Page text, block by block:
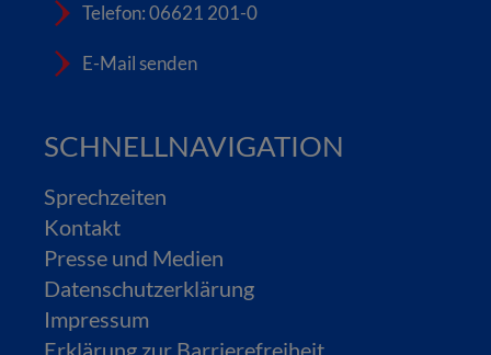
Telefon: 06621 201-0
E-Mail senden
SCHNELLNAVIGATION
Sprechzeiten
Kontakt
Presse und Medien
Datenschutzerklärung
Impressum
Erklärung zur Barrierefreiheit